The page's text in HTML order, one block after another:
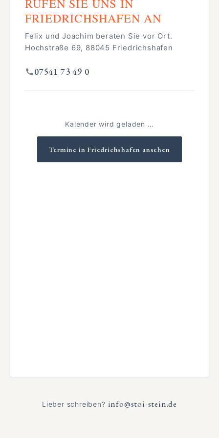
RUFEN SIE UNS IN
FRIEDRICHSHAFEN AN
Felix und Joachim beraten Sie vor Ort.
Hochstraße 69, 88045 Friedrichshafen
07541 73 49 0
Kalender wird geladen …
Termine in Friedrichshafen ansehen
Lieber schreiben? info@stoi-stein.de